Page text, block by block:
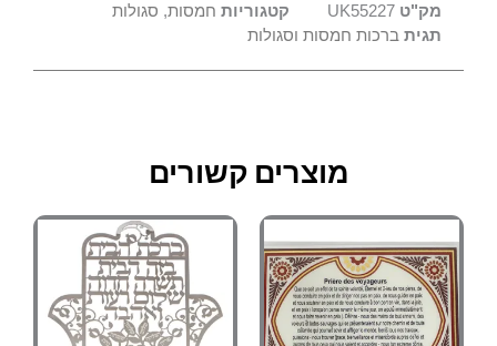
UK55227 קטגוריות חמסות ,סגולות
ברכות חמסות וסגולות
מוצרים קשורים